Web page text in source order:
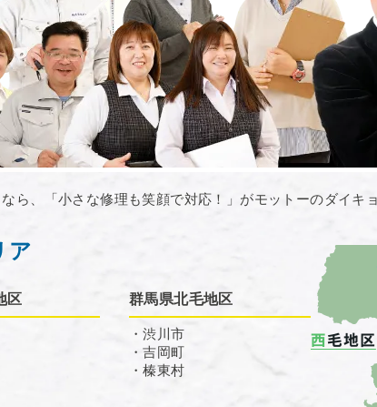
ら、「小さな修理も笑顔で対応！」がモットーのダイキ
ア
区 群馬県北毛地区
・渋川市
・吉岡町
・榛東村